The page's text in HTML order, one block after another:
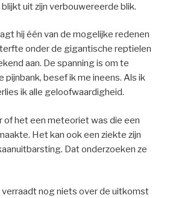
uit zijn verbouwereerde blik.
hij één van de mogelijke redenen
onder de gigantische reptielen
aan. De spanning is om te
pijnbank, besef ik me ineens. Als ik
ik alle geloofwaardigheid.
of het een meteoriet was die een
Het kan ook een ziekte zijn
Dat onderzoeken ze
verraadt nog niets over de uitkomst